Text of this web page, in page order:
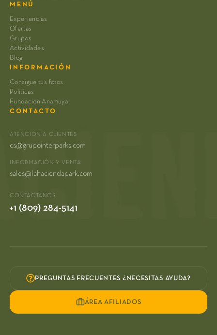
MENÚ
Experiencias
Ofertas
Grupos
Actividades
Blog
INFORMACIÓN
Consigue tus fotos
Políticas
Fundacion Anamuya
CONTACTO
ATENCIÓN A CLIENTES
cs@grupointerparks.com
INFORMACIÓN Y VENTA
sales@lahaciendapark.com
CONTÁCTANOS
+1 (809) 284-5141
PREGUNTAS FRECUENTES ¿NECESITAS AYUDA?
ÁREA AFILIADOS